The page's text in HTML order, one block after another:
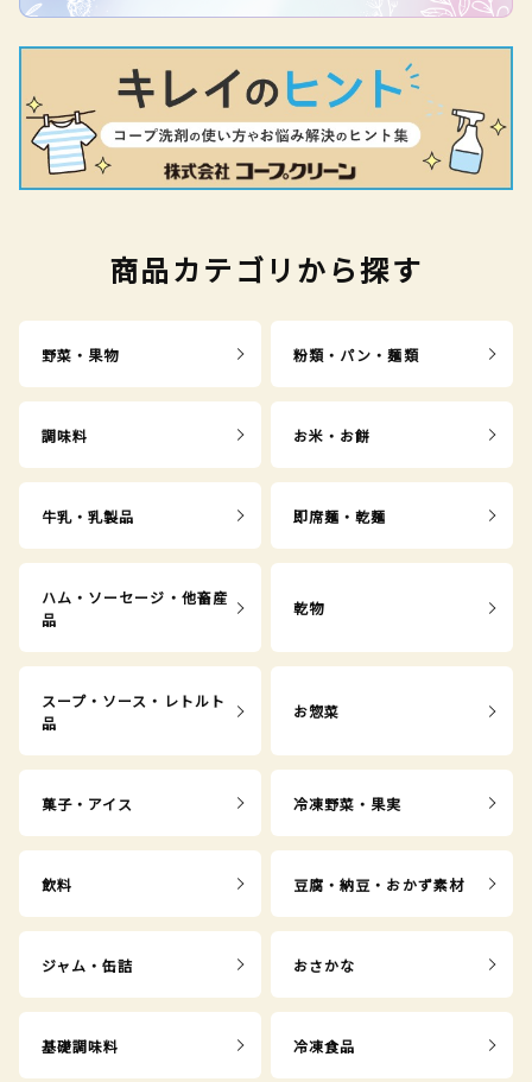
商品カテゴリから探す
野菜・果物 粉類・パン・麺類
調味料 お米・お餅
牛乳・乳製品 即席麺・乾麺
ハム・ソーセージ・他畜産
品
乾物
スープ・ソース・レトルト
品
お惣菜
菓子・アイス 冷凍野菜・果実
飲料 豆腐・納豆・おかず素材
ジャム・缶詰 おさかな
基礎調味料 冷凍食品